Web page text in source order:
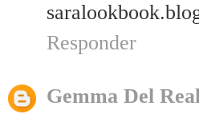
Responder
Gemma Del